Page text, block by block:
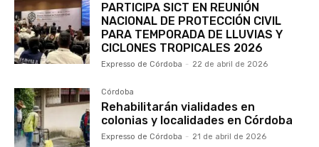
PARTICIPA SICT EN REUNIÓN
NACIONAL DE PROTECCIÓN CIVIL
PARA TEMPORADA DE LLUVIAS Y
CICLONES TROPICALES 2026
Expresso de Córdoba - 22 de abril de 2026
Córdoba
Rehabilitarán vialidades en
colonias y localidades en Córdoba
Expresso de Córdoba - 21 de abril de 2026